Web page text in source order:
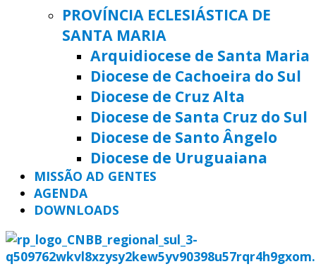
PROVÍNCIA ECLESIÁSTICA DE
SANTA MARIA
Arquidiocese de Santa Maria
Diocese de Cachoeira do Sul
Diocese de Cruz Alta
Diocese de Santa Cruz do Sul
Diocese de Santo Ângelo
Diocese de Uruguaiana
MISSÃO AD GENTES
AGENDA
DOWNLOADS